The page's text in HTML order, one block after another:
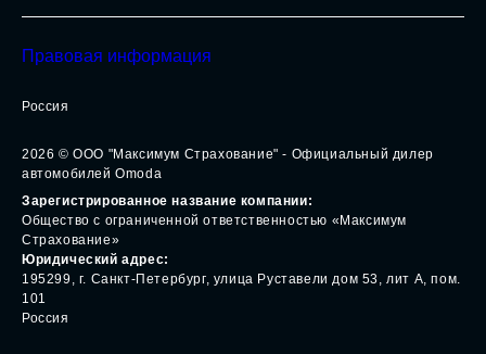
Опубликованная на данном сайте информация может быть
*Максимальная выгода по трейд-ин с учетом кредитных
Правовая информация
Россия
2026© ООО "Максимум Страхование" - Официальный дилер
автомобилей Omoda
Зарегистрированное название компании:
Общество с ограниченной ответственностью «Максимум